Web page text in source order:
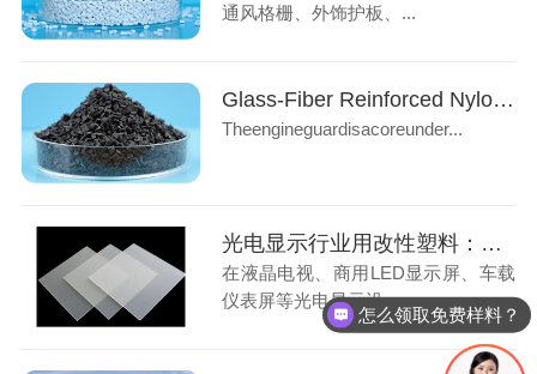
通风格栅、外饰护板、...
Glass-Fiber Reinforced Nylon: Ideal Material for Automotive Engine Underbody Guards
Theengineguardisacoreunder...
光电显示行业用改性塑料：光扩散PS材料应用解析
在液晶电视、商用LED显示屏、车载
仪表屏等光电显示设...
怎么领取免费样料？